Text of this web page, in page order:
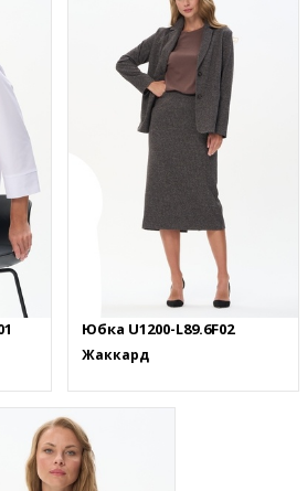
Юбка U1200-L89.6F02
Жаккард